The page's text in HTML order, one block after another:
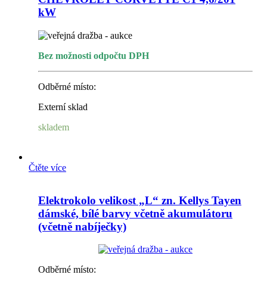
kW
Bez možnosti odpočtu DPH
Odběrné místo:
Externí sklad
skladem
Čtěte více
Elektrokolo velikost „L“ zn. Kellys Tayen
dámské, bílé barvy včetně akumulátoru
(včetně nabíječky)
Odběrné místo: